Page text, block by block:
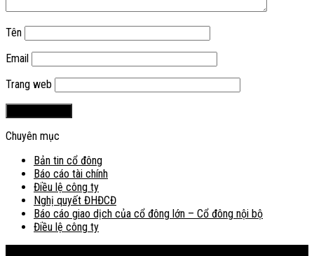
Tên
Email
Trang web
Chuyên mục
Bản tin cổ đông
Báo cáo tài chính
Điều lệ công ty
Nghị quyết ĐHĐCĐ
Báo cáo giao dịch của cổ đông lớn – Cổ đông nội bộ
Điều lệ công ty